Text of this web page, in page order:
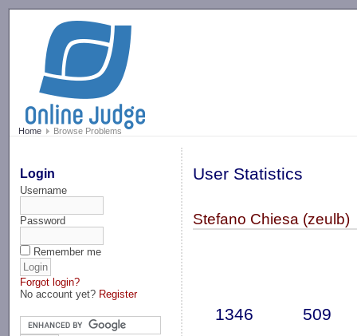
Home Browse Problems
Login
Username
Password
Remember me
Forgot login?
No account yet? Register
User Statistics
Stefano Chiesa (zeulb)
1346 509